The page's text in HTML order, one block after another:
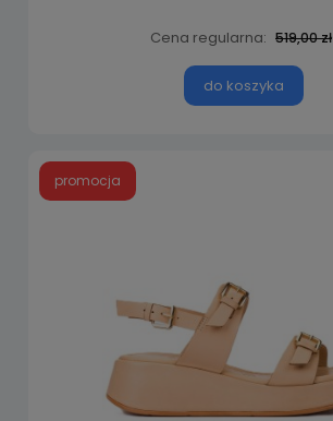
Cena regularna: 519,00 zł
do koszyka
promocja